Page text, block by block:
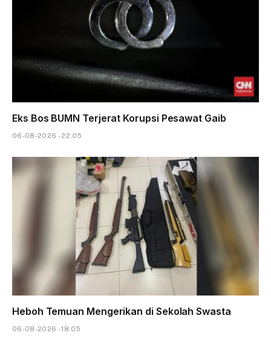
Eks Bos BUMN Terjerat Korupsi Pesawat Gaib
06-08-2026 - 22.05
Heboh Temuan Mengerikan di Sekolah Swasta
06-08-2026 - 18.05